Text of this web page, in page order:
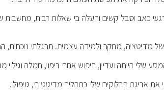
כאב וסבל קשים והעלה בי שאלות רבות,
מדיטציה, מחקר ולמידה עצמית. תרגלתי נוכחות,
שלי הייתה ועדיין, חיפוש אחרי ריפוי, חמלה
אריגת הבלוקים שלי כתהליך מדיטטיבי, טיפולי.